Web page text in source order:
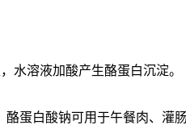
水溶液加酸产生酪蛋白沉淀。
蛋白酸钠可用于午餐肉、灌